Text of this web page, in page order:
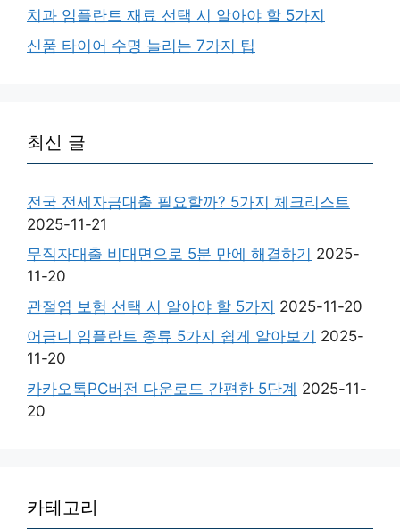
치과 임플란트 재료 선택 시 알아야 할 5가지
신품 타이어 수명 늘리는 7가지 팁
최신 글
전국 전세자금대출 필요할까? 5가지 체크리스트
2025-11-21
무직자대출 비대면으로 5분 만에 해결하기 2025-
11-20
관절염 보험 선택 시 알아야 할 5가지 2025-11-20
어금니 임플란트 종류 5가지 쉽게 알아보기 2025-
11-20
카카오톡PC버전 다운로드 간편한 5단계 2025-11-
20
카테고리